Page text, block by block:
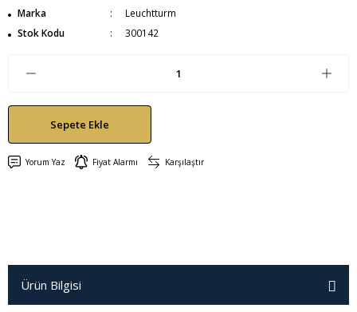
Marka
Leuchtturm
Stok Kodu
300142
Sepete Ekle
Yorum Yaz Fiyat Alarmı Karşılaştır
Ürün Bilgisi